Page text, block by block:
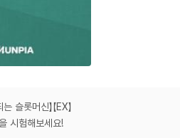
슬롯머신】【EX】
시험해보세요!